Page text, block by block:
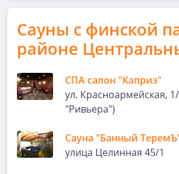
Сауны с финской
районе
СПА салон "Каприз"
ул. Красноармейская,
"Ривьера")
Сауна "Банный
улица Целинная 45/1